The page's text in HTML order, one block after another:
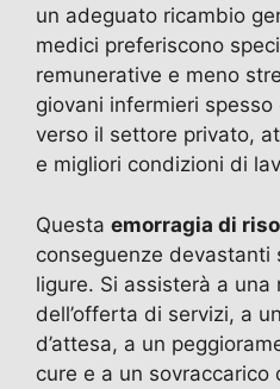
un adeguato ricambio
medici preferiscono
remunerative e meno
giovani infermieri spesso
verso il settore privato,
e migliori condizioni di
Questa emorragia di
conseguenze devastanti
ligure. Si assisterà a una
dell’offerta di servizi, a
d’attesa, a un
cure e a un sovraccarico